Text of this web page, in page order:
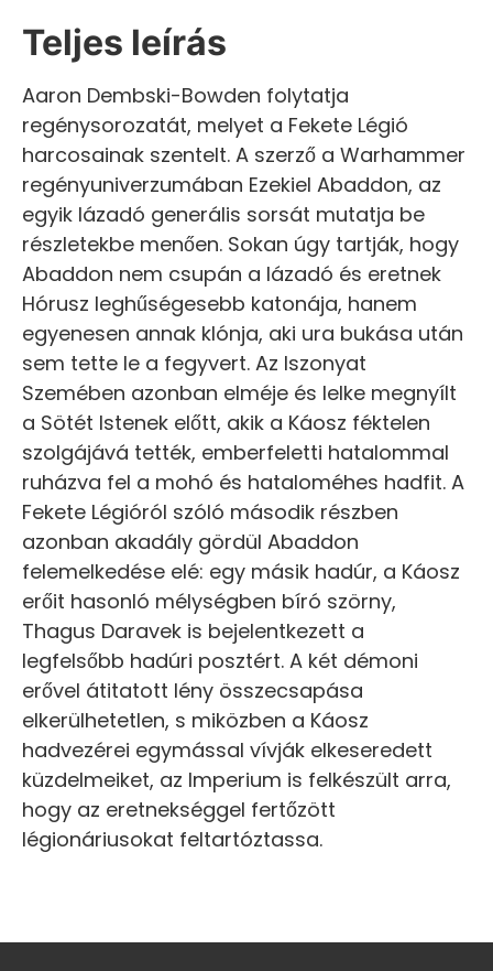
Teljes leírás
Aaron Dembski-Bowden folytatja
regénysorozatát, melyet a Fekete Légió
harcosainak szentelt. A szerző a Warhammer
regényuniverzumában Ezekiel Abaddon, az
egyik lázadó generális sorsát mutatja be
részletekbe menően. Sokan úgy tartják, hogy
Abaddon nem csupán a lázadó és eretnek
Hórusz leghűségesebb katonája, hanem
egyenesen annak klónja, aki ura bukása után
sem tette le a fegyvert. Az Iszonyat
Szemében azonban elméje és lelke megnyílt
a Sötét Istenek előtt, akik a Káosz féktelen
szolgájává tették, emberfeletti hatalommal
ruházva fel a mohó és hataloméhes hadfit. A
Fekete Légióról szóló második részben
azonban akadály gördül Abaddon
felemelkedése elé: egy másik hadúr, a Káosz
erőit hasonló mélységben bíró szörny,
Thagus Daravek is bejelentkezett a
legfelsőbb hadúri posztért. A két démoni
erővel átitatott lény összecsapása
elkerülhetetlen, s miközben a Káosz
hadvezérei egymással vívják elkeseredett
küzdelmeiket, az Imperium is felkészült arra,
hogy az eretnekséggel fertőzött
légionáriusokat feltartóztassa.